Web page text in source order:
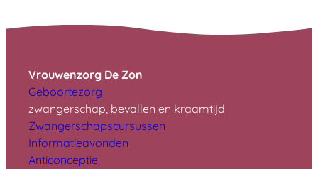
Vrouwenzorg De Zon
Geboortezorg
zwangerschap, bevallen en kraamtijd
Zwangerschapscursussen
Informatieavonden
Anticonceptie